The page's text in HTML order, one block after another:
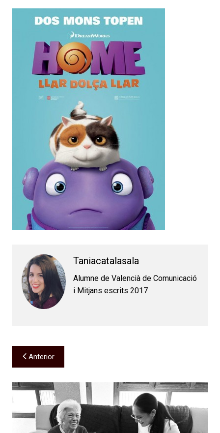
Taniacatalasala
Alumne de Valencià de Comunicació
i Mitjans escrits 2017
Navegación
de
entradas
Anterior